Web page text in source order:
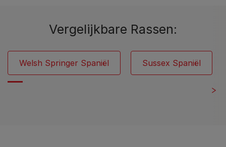
Vergelijkbare Rassen:
Welsh Springer Spaniël Sussex Spaniël